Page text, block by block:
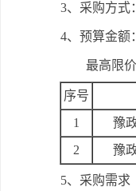
3、采购方式
4、预算金额
最高限
序号
1
豫
2
豫
5、采购需求